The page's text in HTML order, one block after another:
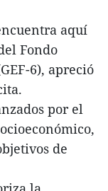
aquí
Fondo
6), apreció
por el
de